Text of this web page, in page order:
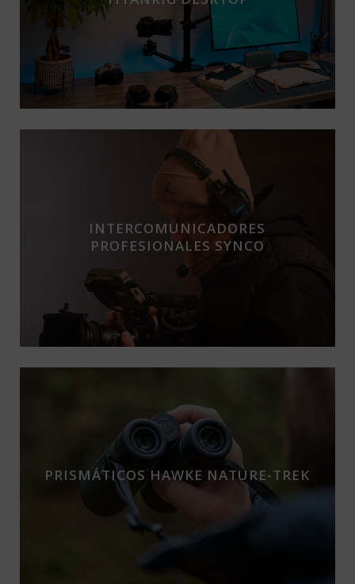
INTERCOMUNICADORES
PROFESIONALES SYNCO
PRISMÁTICOS HAWKE NATURE-TREK